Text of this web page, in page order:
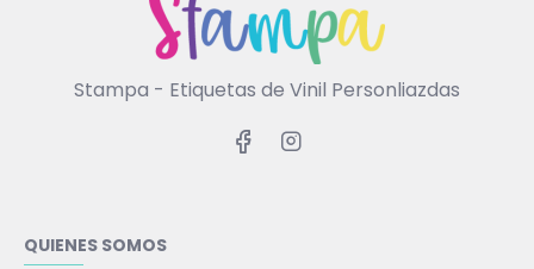
Stampa - Etiquetas de Vinil Personliazdas
QUIENES SOMOS